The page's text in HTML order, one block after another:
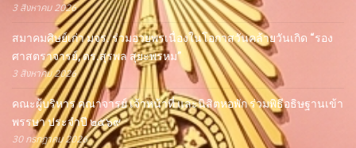
3 สิงหาคม 2026
สมาคมศิษย์เก่า มจร. ร่วมอวยพรเนื่องในโอกาสวันคล้ายวันเกิด “รอง
ศาสตราจารย์, ดร.สุรพล สุยะพรหม”
3 สิงหาคม 2026
คณะผู้บริหาร คณาจารย์ เจ้าหน้าที่ และนิสิตหอพัก ร่วมพิธีอธิษฐานเข้า
พรรษา ประจำปี ๒๕๖๙
30 กรกฎาคม 2026